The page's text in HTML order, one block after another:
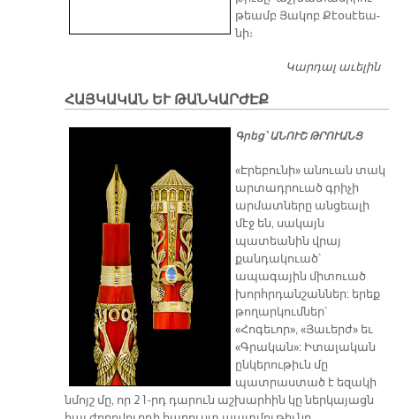
թեամբ Յա­կոբ Քէօ­սէեա­
նի։
Կարդալ աւելին
ՀԱՅԿԱԿԱՆ ԵՒ ԹԱՆԿԱՐԺԷՔ
​Գրեց՝ ԱՆՈՒՇ ԹՐՈՒԱՆՑ
«Էրեբունի» անուան տակ
արտադրուած գրիչի
արմատները անցեալի
մէջ են, սակայն
պատեանին վրայ
քանդակուած՝
ապագային միտուած
խորհրդանշաններ: երեք
թողարկումներ՝
«Հոգեւոր», «Յաւերժ» եւ
«Գրական»: Իտալական
ընկերութիւն մը
պատրաստած է եզակի
նմոյշ մը, որ 21-րդ դարուն աշխարհին կը ներկայացն